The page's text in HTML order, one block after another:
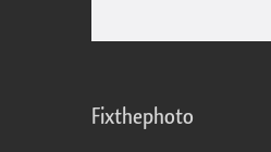
Fixthephoto